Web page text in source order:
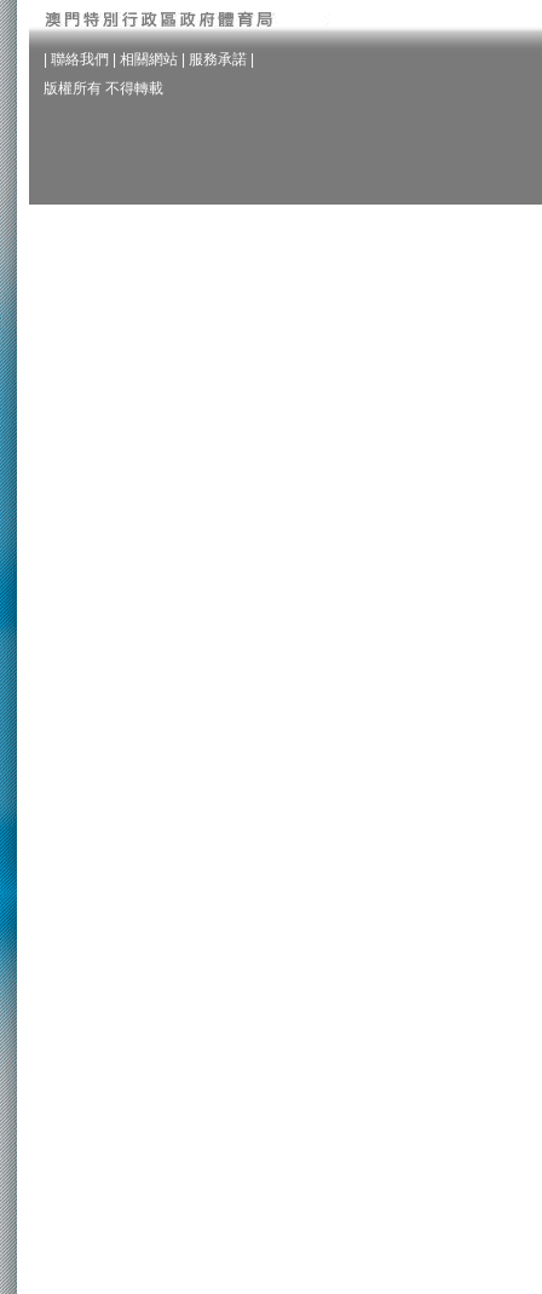
聯絡我們 相關網站 服務承諾
版權所有 不得轉載